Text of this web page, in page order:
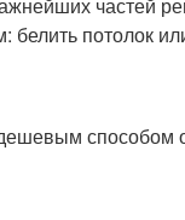
потолок
способом